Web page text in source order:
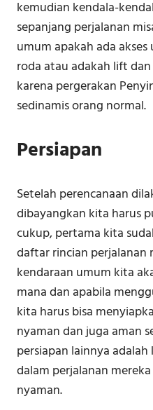
kemudian kendala-
sepanjang perjalanan
umum apakah ada
roda atau adakah lift
karena pergerakan
sedinamis orang normal.
Persiapan
Setelah perencanaan
dibayangkan kita harus
cukup, pertama kita
daftar rincian perjalanan
kendaraan umum kita
mana dan apabila
kita harus bisa
nyaman dan juga aman
persiapan lainnya
dalam perjalanan
nyaman.